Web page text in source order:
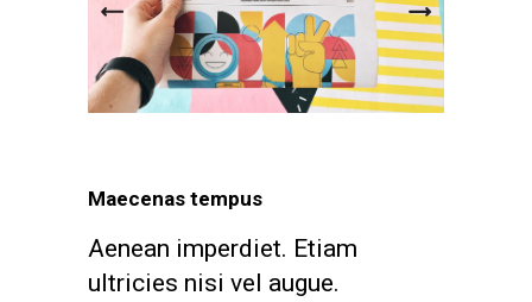
Maecenas tempus
Aenean imperdiet. Etiam
ultricies nisi vel augue.